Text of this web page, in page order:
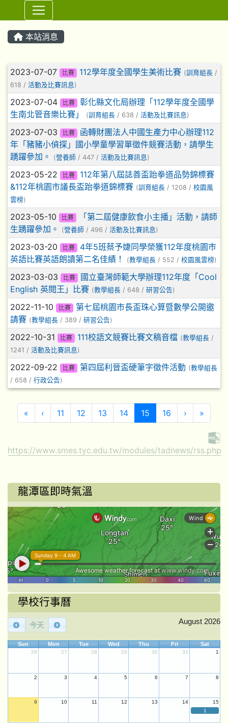
⏸
本站消息
文章列表
2023-07-07 比賽 112學年度全國學生美術比賽 (訓育組長/
618 / 活動及比賽訊息)
2023-07-04 比賽
彰化縣文化局辦理「112學年度全國學
生南北管音樂比賽」
(訓育組長 / 638 / 活動及比賽訊息)
2023-07-03 比賽
函轉財團法人中國生產力中心辦理112
年「豬豬小偵探」國小學童學習單徵件競賽活動，請學生
踴躍參加。
(營養師 / 447 / 活動及比賽訊息)
2023-05-22 比賽
112年第八屆誌善盃跆拳道品勢錦標賽
&112年桃園市議長盃跆拳道錦標賽 (訓育組長 / 1208 / 校園風
雲榜)
2023-05-10 比賽
「第二屆健康飲食小主播」活動，請師
生踴躍參加。
(營養師 / 496 / 活動及比賽訊息)
2023-03-20 比賽
4年5班蔡予婕同學榮獲112年度桃園巿
英語比賽英語朗讀第二名佳績！
(教學組長 / 552 / 校園風雲榜)
2023-03-03 比賽
國立臺灣師範大學辦理112年度「Cool
English 英閱王」比賽 (教學組長 / 648 / 研習公告)
2022-11-10 比賽
第七屆桃園市長盃珠心算暨數學公開邀
請賽 (教學組長 / 389 / 研習公告)
2022-10-31 比賽 111校語文競賽比賽文稿音檔 (教學組長/
1241 / 活動及比賽訊息)
2022-09-22 比賽 第四屆利晉盃硬筆字徵件活動 (教學組長
/ 658 / 行政公告)
« 第一頁
‹ 上一頁
11 12 13 14 15 (目前頁次)
16 › 下一頁
»
https://www.smes.tyc.edu.tw/modules/tadnews/rss.php
龍潭區即時氣溫
學校行事曆
今天 August 2026
Sun Mon Tue Wed Thu Fri Sat
26 27 28 29 30 31 1
2 3 4 5 6 7 8
9 10 11 12 13 14
15
1